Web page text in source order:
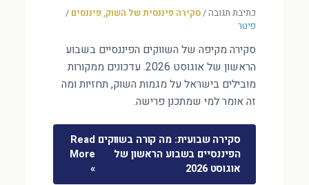
כתיבת תגובה/סקירה פיננסית של השוק, פיננסים /
פיטר
סקירה מקיפה של השווקים הפיננסיים בשבוע
הראשון של אוגוסט 2026. עדכונים ממקורות
מובילים בישראל על מגמות השוק, תחזיות ומה
זה אומר למי שמתכנן פרישה.
סקירה שבועית: מה קורה בשווקים
הפיננסיים בשבוע הראשון של
אוגוסט 2026
Read
More
»